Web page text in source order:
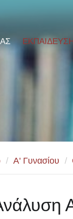
/ Α' Γυνασίου /